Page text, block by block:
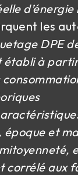
d’énergie
les
DPE
à partir
époque et
corrélé aux